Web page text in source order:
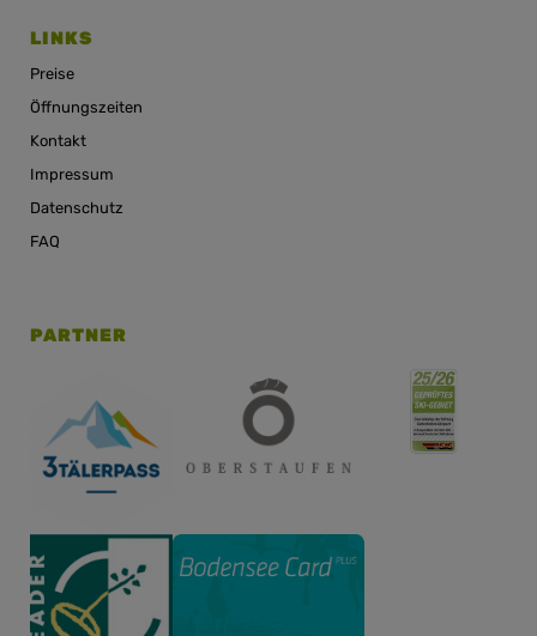
LINKS
Preise
Öffnungszeiten
Kontakt
Impressum
Datenschutz
FAQ
PARTNER